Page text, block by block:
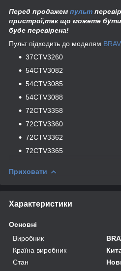
Перед продажем пульт
пристрої,так що можете бути
буде перевірена!
Пульт підходить до моделям
37CTV3260
54CTV3082
54CTV3085
54CTV3088
72CTV3358
72CTV3360
72CTV3362
72CTV3365
Приховати
Характеристики
Основні
Виробник
Країна виробник
Стан